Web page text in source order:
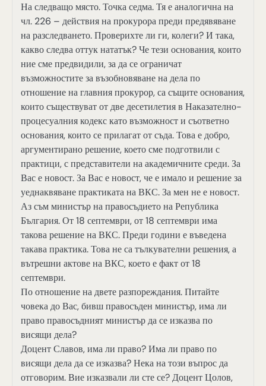
На следващо място. Точка седма. Тя е аналогична на
чл. 226 – действия на прокурора преди предявяване
на разследването. Проверихте ли ги, колеги? И така,
какво следва оттук нататък? Че тези основания, които
ние сме предвидили, за да се ограничат
възможностите за възобновяване на дела по
отношение на главния прокурор, са същите основания,
които съществуват от две десетилетия в Наказателно-
процесуалния кодекс като възможност и съответно
основания, които се прилагат от съда. Това е добро,
аргументирано решение, което сме подготвили с
практици, с представители на академичните среди. За
Вас е новост. За Вас е новост, че е имало и решение за
уеднаквяване практиката на ВКС. За мен не е новост.
Аз съм министър на правосъдието на Република
България. От 18 септември, от 18 септември има
такова решение на ВКС. Преди години е въведена
такава практика. Това не са тълкувателни решения, а
вътрешни актове на ВКС, което е факт от 18
септември.
По отношение на двете разпореждания. Питайте
човека до Вас, бивш правосъден министър, има ли
право правосъдният министър да се изказва по
висящи дела?
Доцент Славов, има ли право? Има ли право по
висящи дела да се изказва? Нека на този въпрос да
отговорим. Вие изказвали ли сте се? Доцент Цолов,